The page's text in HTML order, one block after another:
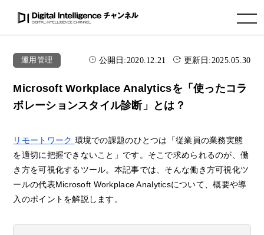
toggle navigation
運用管理 公開日:2020.12.21 更新日:2025.05.30
Microsoft Workplace Analyticsを「使ったコラ
ボレーションスタイル診断」とは？
リモートワーク 環境での課題のひとつは「従業員の業務実態
を適切に把握できないこと」です。そこで求められるのが、働
き方を可視化するツール。本記事では、そんな働き方可視化ツ
ールの代表Microsoft Workplace Analyticsについて、概要や導
入のポイントを解説します。